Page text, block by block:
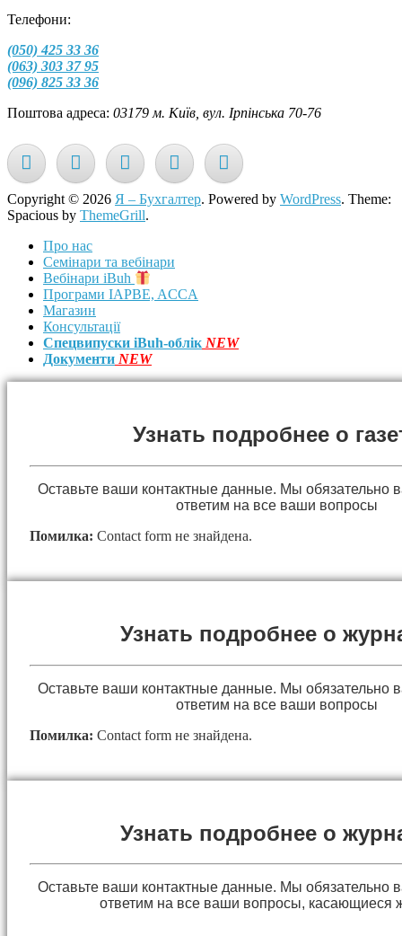
Телефони:
(050) 425 33 36
(063) 303 37 95
(096) 825 33 36
Поштова адреса: 03179 м. Київ, вул. Ірпінська 70-76
Copyright © 2026 Я – Бухгалтер. Powered by WordPress. Theme:
Spacious by ThemeGrill.
Про нас
Семінари та вебінари
Вебінари iBuh
Програми IAPBE, ACCA
Магазин
Консультації
Спецвипуски iBuh-облік NEW
Документи NEW
Узнать подробнее о
Оставьте ваши контактные данные. Мы обязательно
ответим на все ваши вопросы
Помилка: Contact form не знайдена.
Узнать подробнее о
Оставьте ваши контактные данные. Мы обязательно
ответим на все ваши вопросы
Помилка: Contact form не знайдена.
Узнать подробнее о
Оставьте ваши контактные данные. Мы обязательно
ответим на все ваши вопросы, касающиеся